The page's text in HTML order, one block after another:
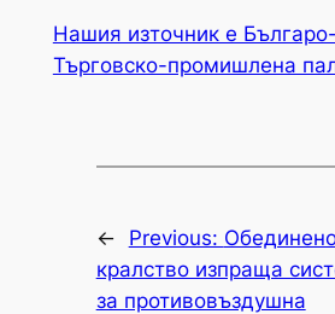
Нашия източник е
Търговско-промишлена
← Previous:
кралство изпраща
за противовъздушна